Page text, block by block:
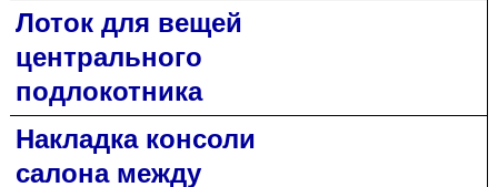
Лоток для вещей
центрального
подлокотника
Накладка консоли
салона между